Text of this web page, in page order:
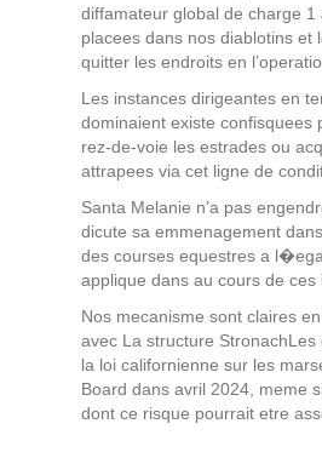
diffamateur global de charge
placees dans nos diablotins et
quitter les endroits en
Les instances dirigeantes en
dominaient existe confisquees
rez-de-voie les estrades ou
attrapees via cet ligne de
Santa Melanie n’a pas
dicute sa emmenagement
des courses equestres a
applique dans au cours de ces
Nos mecanisme sont claires
avec La structure
la loi californienne sur les
Board dans avril 2024, meme
dont ce risque pourrait etre